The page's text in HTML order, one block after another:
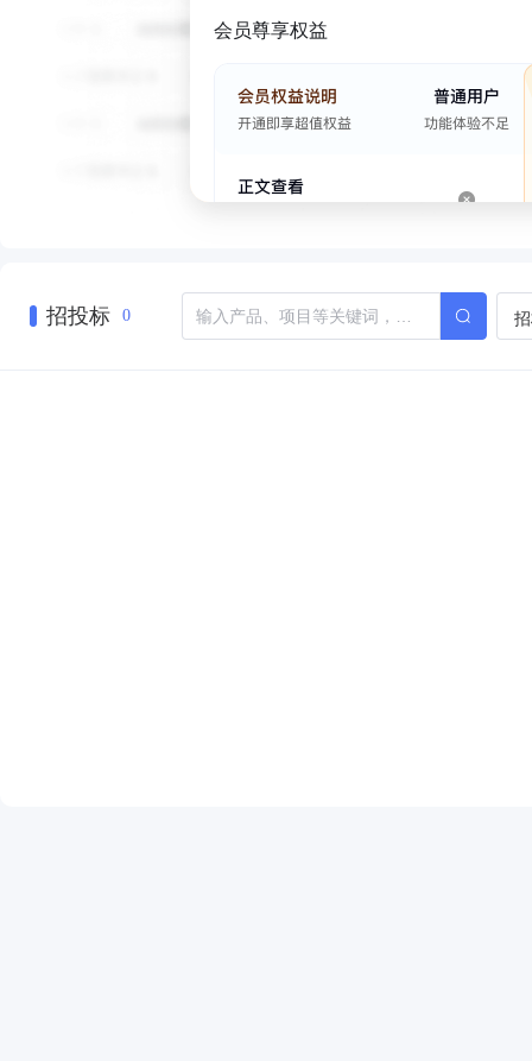
会员尊享权益
招投标 0